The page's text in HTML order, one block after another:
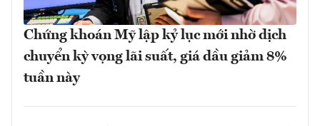
Chứng khoán Mỹ lập kỷ lục mới nhờ dịch
chuyển kỳ vọng lãi suất, giá dầu giảm 8%
tuần này